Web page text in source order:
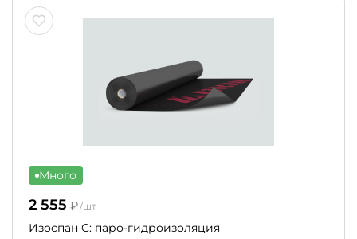
Много
2 555 ₽/шт
Изоспан C: паро-гидроизоляция